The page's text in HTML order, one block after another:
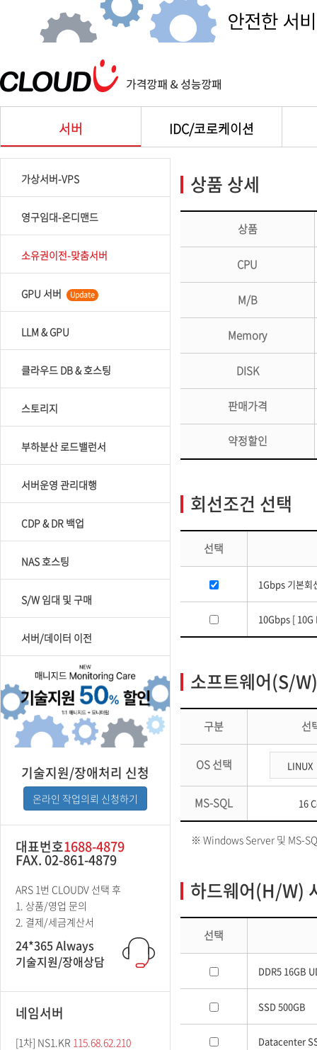
서버 IDC/코로케이션
가상서버-VPS
영구임대-온디맨드
소유권이전-맞춤서버
GPU 서버 Update
LLM & GPU
클라우드 DB & 호스팅
스토리지
부하분산 로드밸런서
서버운영 관리대행
CDP & DR 백업
NAS 호스팅
S/W 임대 및 구매
서버/데이터 이전
기술지원/장애처리 신청
온라인 작업의뢰 신청하기
대표번호1688-4879
FAX. 02-861-4879
ARS 1번 CLOUDV 선택 후
1. 상품/영업 문의
2. 결제/세금계산서
24*365 Always
기술지원/장애상담
네임서버
[1차] NS1.KR 115.68.62.210
상품 상세
상품
CPU
M/B
Memory
DISK
판매가격
약정할인
회선조건 선택
선택
1Gbps 기본회
10Gbps [ 10G
소프트웨어(S/
구분 선
OS 선택
MS-SQL 16
※ Windows Server 및 MS-
하드웨어(H/W)
선택
DDR5 16GB
SSD 500GB
Datacenter